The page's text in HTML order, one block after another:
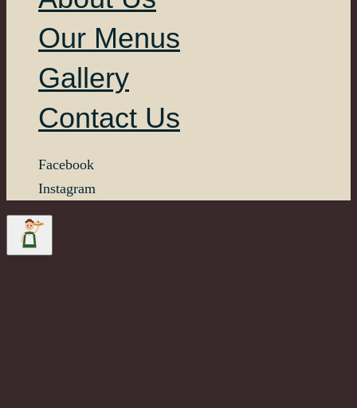
Our Menus
Gallery
Contact Us
Facebook
Instagram